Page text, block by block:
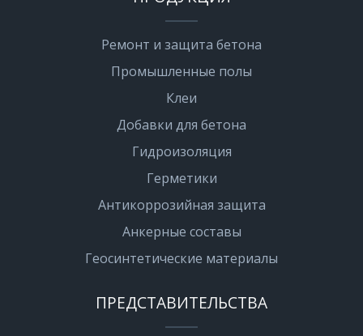
Ремонт и защита бетона
Промышленные полы
Клеи
Добавки для бетона
Гидроизоляция
Герметики
Антикоррозийная защита
Анкерные составы
Геосинтетические материалы
ПРЕДСТАВИТЕЛЬСТВА